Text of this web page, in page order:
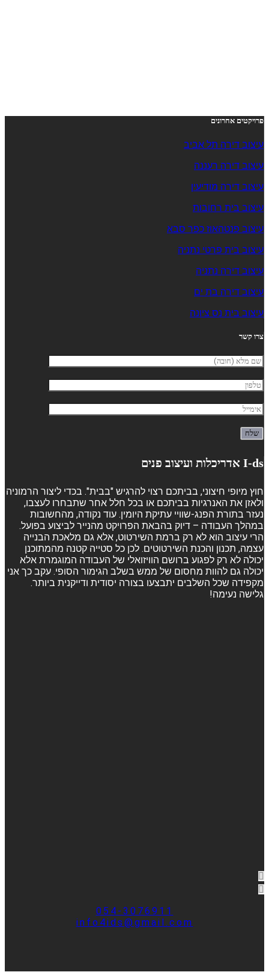
פרויקטים אחרונים
עיצוב דירה תל אביב
עיצוב דירה רעננה
עיצוב דירה מודיעין
עיצוב בית רחובות
עיצוב פנטהאוז כפר סבא
עיצוב בית פרטי נתניה
עיצוב דירה נתניה
עיצוב דירה בת ים
עיצוב בית נס ציונה
צרו קשר
I-ds אדריכלות ועיצוב פנים
חוץ מיופי חיצוני, בביתכם רצוי להרגיש "בבית". בכדי ליצור הרמוניה
ולאזן את האנרגיות בביתכם או בכל חלל אחר שתבחרו לעצבו,
נעזר בתורת הפנג-שוויי עתיקת היומין. עוד נקודה, מהחשובות
במהלך העבודה – דיוק בהבאת הפרויקט מהנייר לביצוע בפועל.
הרי עיצוב הוא לא רק ברמת השירטוט, אלא גם מלאכת הבנייה
עצמה, תכנון והכנת השירטוטים. לכן כל סטייה קטנה מהמתוכנן
יכולה לא רק לפגוע ברושם הוויזואלי של העבודה המוגמרת אלא
יכולה גם להוות מחסום של ממש בשלב הגימור הסופי. עקב כך אני
מקפידה שכל השלבים יתבצעו בצורה יסודית ודייקנית ביותר.
גלישה נעימה!
054-3076911
info4ids@gmail.com